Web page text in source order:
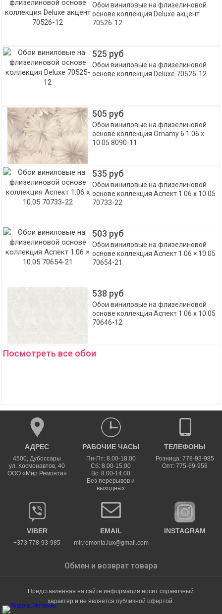
Обои виниловые на флизелиновой
основе коллекция Deluxe акцент
70526-12
525 руб
Обои виниловые на флизелиновой
основе коллекция Deluxe 70525-12
505 руб
Обои виниловые на флизелиновой
основе коллекция Ornamy 6 1.06 x
10.05 8090-11
535 руб
Обои виниловые на флизелиновой
основе коллекция Аспект 1.06 x 10.05
70733-22
503 руб
Обои виниловые на флизелиновой
основе коллекция Аспект 1.06 × 10.05
70654-21
538 руб
Обои виниловые на флизелиновой
основе коллекция Аспект 1.06 x 10.05
70646-12
Посмотреть все обои
АДРЕС
4500,Дубоссары
ул. Космонавтов, 40
ООО «Мир Ремонта»
РАБОЧИЕ ЧАСЫ
Пн-Пт: 8.00-18.00
Сб: 8.00-15.00
Вс: 8.00-14.00
Без перерывов и
выходных
ТЕЛЕФОНЫ
Розница: 778-93-985
Опт: 775-69-958
VIBER
+373 778-93-985
EMAIL
mir.remonta.lux@gmail.com
INSTAGRAM
Обмен и возврат товара
Представленная на сайте информация носит справочный
характер и не является публичной офертой.